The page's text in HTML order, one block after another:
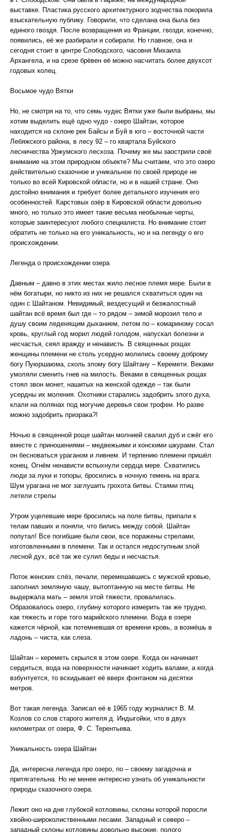
выставке. Пластика русского архитектурного зодчества покорила
взыскательную публику. Говорили, что сделана она была без
единого гвоздя. После возвращения из Франции, гвозди, конечно,
появились, её же разбирали и собирали. Но главное, она и
сегодня стоит в центре Слободского, часовня Михаила
Архангела, и на срезе брёвен её можно насчитать более двухсот
годовых колец.
Восьмое чудо Вятки
Но, не смотря на то, что семь чудес Вятки уже были выбраны, мы
хотим выделить ещё одно чудо - озеро Шайтан, которое
находится на склоне рек Байсы и Буй в юго – восточной части
Лебяжского района, в лесу 92 – го квартала Буйского
лесничества Уржумского лесхоза. Почему же мы заострили своё
внимание на этом природном объекте? Мы считаем, что это озеро
действительно сказочное и уникальное по своей природе не
только во всей Кировской области, но и в нашей стране. Оно
достойно внимания и требует более детального изучения его
особенностей. Карстовых озёр в Кировской области довольно
много, но только это имеет такие весьма необычные черты,
которые заинтересуют любого специалиста. Но внимание стоит
обратить не только на его уникальность, но и на легенду о его
происхождении.
Легенда о происхождении озера
Давным – давно в этих местах жило лесное племя мере. Были в
нём богатыри, но никто из них не решался схватиться один на
один с Шайтаном. Невидимый, вездесущий и безжалостный
шайтан всё время был где – то рядом – зимой морозил тело и
душу своим леденящим дыханием, летом по – комариному сосал
кровь, круглый год морил людей голодом, напускал болезни и
несчастья, сеял вражду и ненависть. В священных рощах
женщины племени не столь усердно молились своему доброму
богу Пуюршаюма, сколь злому богу Шайтану – Керемети. Веками
умоляли сменить гнев на милость. Веками в священных рощах
стоял звон монет, нашитых на женской одежде – так были
усердны их моления. Охотники старались задобрить злого духа,
клали на полянах под могучие деревья свои трофеи. Но разве
можно задобрить призрака?!
Ночью в священной роще шайтан молнией свалил дуб и сжёг его
вместе с приношениями – медвежьими и конскими шкурами. Стал
он бесноваться ураганом и ливнем. И терпению племени пришёл
конец. Огнём ненависти вспыхнули сердца мере. Схватились
люди за луки и топоры, бросились в ночную темень на врага.
Шум урагана не мог заглушить грохота битвы. Стаями птиц
летели стрелы
Утром уцелевшие мере бросились на поле битвы, припали к
телам павших и поняли, что бились между собой. Шайтан
попутал! Все погибшие были свои, все поражены стрелами,
изготовленными в племени. Так и остался недоступным злой
лесной дух, всё так же сулил беды и несчастья.
Поток женских слёз, печали, перемешавшись с мужской кровью,
заполнил земляную чашу, вытоптанную на месте битвы. Не
выдержала мать – земля этой тяжести, провалилась.
Образовалось озеро, глубину которого измерить так же трудно,
как тяжесть и горе того марийского племени. Вода в озере
кажется чёрной, как потемневшая от времени кровь, а возмёшь в
ладонь – чиста, как слеза.
Шайтан – кереметь скрылся в этом озере. Когда он начинает
сердиться, вода на поверхности начинает ходить валами, а когда
взбунтуется, то вскидывает её вверх фонтаном на десятки
метров.
Вот такая легенда. Записал её в 1965 году журналист В. М.
Козлов со слов старого жителя д. Индыгойки, что в двух
километрах от озера, Ф. С. Терентьева.
Уникальность озера Шайтан
Да, интересна легенда про озеро, по – своему загадочна и
притягательна. Но не менее интересно узнать об уникальности
природы сказочного озера.
Лежит оно на дне глубокой котловины, склоны которой поросли
хвойно-широколиственными лесами. Западный и северо –
западный склоны котловины довольно высокие, полого